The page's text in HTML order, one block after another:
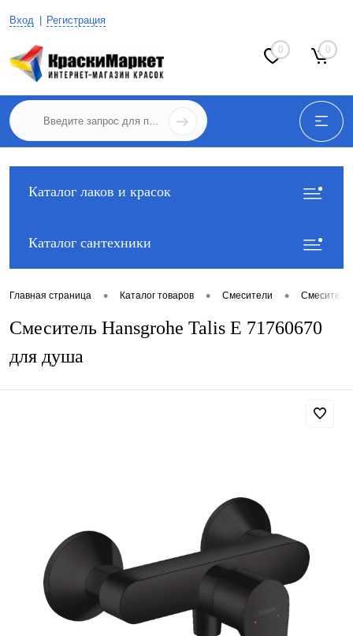
Вход Регистрация
0 0
Каталог лаков и красок
Каталог сантехники
Главная страница • Каталог товаров • Смесители •
Смеситель Hansgrohe Talis E 71760670
для душа